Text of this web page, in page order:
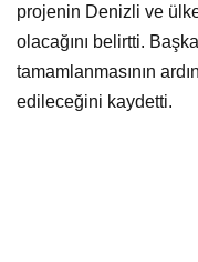
projenin Denizli ve
olacağını belirtti.
tamamlanmasının
edileceğini kaydetti.